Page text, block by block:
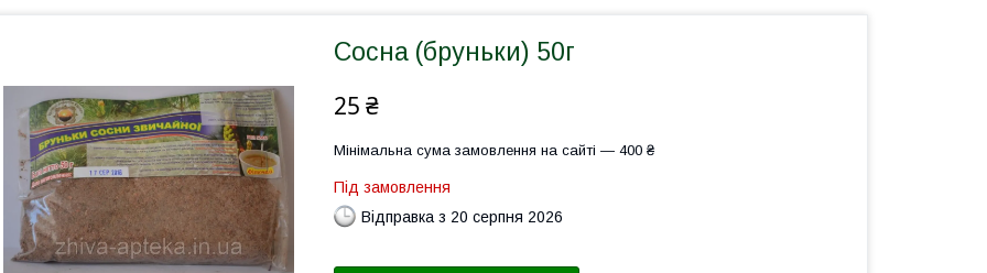
Сосна (бруньки) 50г
25 ₴
Мінімальна сума замовлення на сайті — 400 ₴
Під замовлення
Відправка з 20 серпня 2026